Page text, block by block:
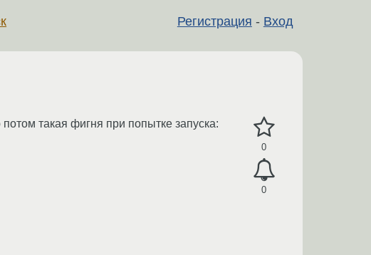
Регистрация - Вход
0
0
такая фигня при попытке запуска: